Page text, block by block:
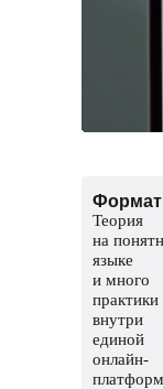
Формат
Теория
на
языке
и много
практики
внутри
единой
онлайн-